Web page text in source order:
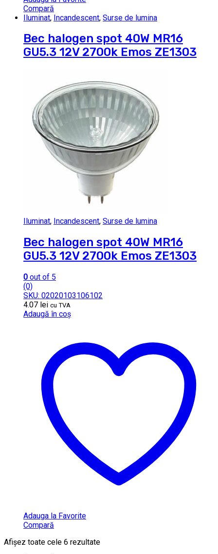
Compară
Iluminat, Incandescent, Surse de lumina
Bec halogen spot 40W MR16
GU5.3 12V 2700k Emos ZE1303
Iluminat, Incandescent, Surse de lumina
Bec halogen spot 40W MR16
GU5.3 12V 2700k Emos ZE1303
0 out of 5
(0)
SKU: 02020103106102
4.07 lei cu TVA
Adaugă în coș
Adauga la Favorite
Compară
Afișez toate cele 6 rezultate